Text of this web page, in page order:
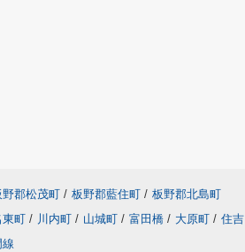
野郡松茂町 / 板野郡藍住町 / 板野郡北島町
東町 / 川内町 / 山城町 / 富田橋 / 大原町 / 住吉
線